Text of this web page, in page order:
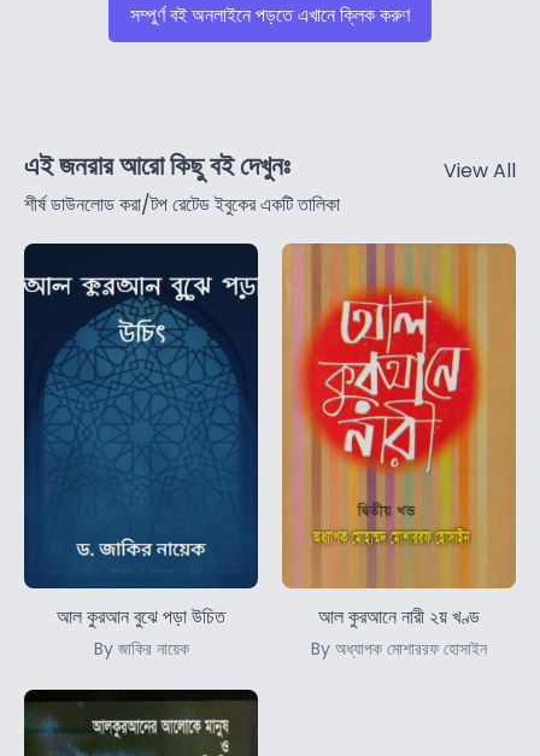
সম্পুর্ণ বই অনলাইনে পড়তে এখানে ক্লিক করুণ
এই জনরার আরো কিছু বই দেখুনঃ
শীর্ষ ডাউনলোড করা/টপ রেটেড ইবুকের একটি তালিকা
View All
আল কুরআন বুঝে পড়া উচিত
By জাকির নায়েক
আল কুরআনে নারী ২য় খণ্ড
By অধ্যাপক মোশাররফ হোসাইন